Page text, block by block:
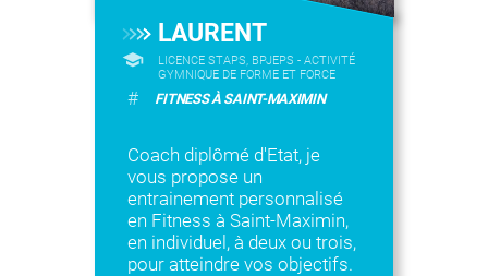
LAURENT
LICENCE STAPS, BPJEPS - ACTIVITÉ
GYMNIQUE DE FORME ET FORCE
# FITNESS À SAINT-MAXIMIN
Coach diplômé d'Etat, je
vous propose un
entrainement personnalisé
en Fitness à Saint-Maximin,
en individuel, à deux ou trois,
pour atteindre vos objectifs.